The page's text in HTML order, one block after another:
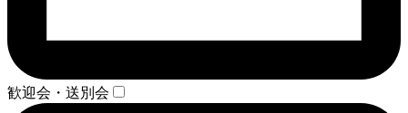
歓迎会・送別会